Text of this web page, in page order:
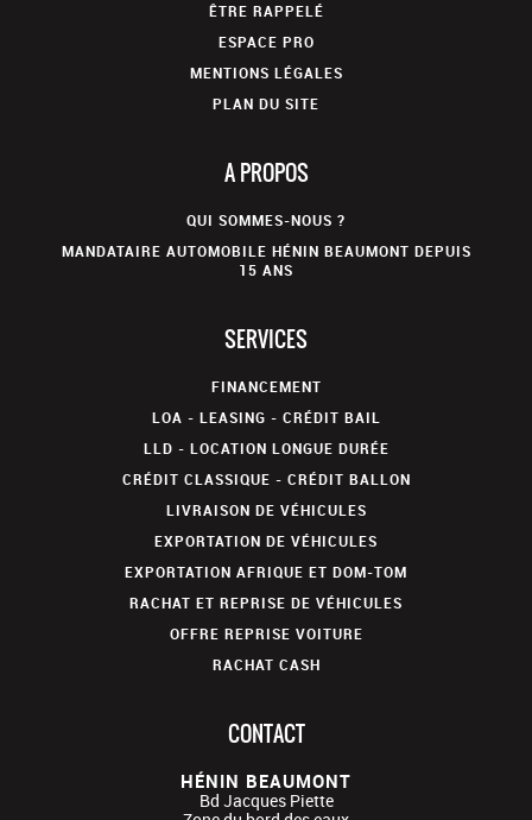
ÊTRE RAPPELÉ
ESPACE PRO
MENTIONS LÉGALES
PLAN DU SITE
A PROPOS
QUI SOMMES-NOUS ?
MANDATAIRE AUTOMOBILE HÉNIN BEAUMONT DEPUIS
15 ANS
SERVICES
FINANCEMENT
LOA - LEASING - CRÉDIT BAIL
LLD - LOCATION LONGUE DURÉE
CRÉDIT CLASSIQUE - CRÉDIT BALLON
LIVRAISON DE VÉHICULES
EXPORTATION DE VÉHICULES
EXPORTATION AFRIQUE ET DOM-TOM
RACHAT ET REPRISE DE VÉHICULES
OFFRE REPRISE VOITURE
RACHAT CASH
CONTACT
HÉNIN BEAUMONT
Bd Jacques Piette